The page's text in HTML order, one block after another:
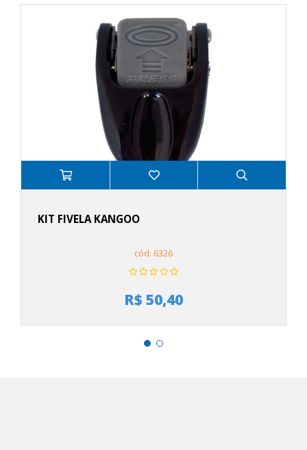
KIT FIVELA KANGOO
cód: 6326
R$ 50,40